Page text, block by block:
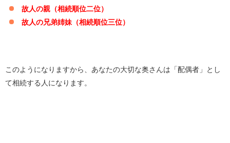
故人の親（相続順位二位）
故人の兄弟姉妹（相続順位三位）
このようになりますから、あなたの大切な奥さんは「配偶者」とし
て相続する人になります。